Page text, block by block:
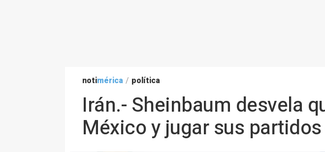
notimérica / política
Irán.- Sheinbaum desvela
México y jugar sus